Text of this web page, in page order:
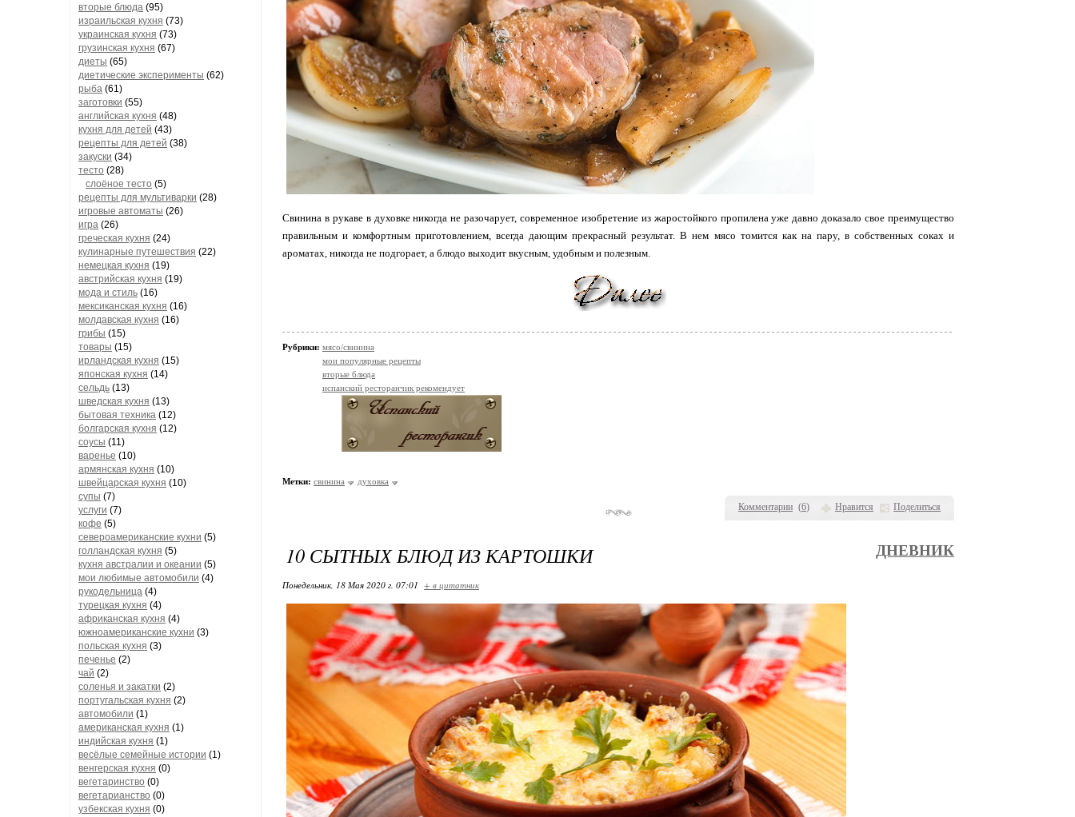
вторые блюда (95)
израильская кухня (73)
украинская кухня (73)
грузинская кухня (67)
диеты (65)
диетические эксперименты (62)
рыба (61)
заготовки (55)
английская кухня (48)
кухня для детей (43)
рецепты для детей (38)
закуски (34)
тесто (28)
слоёное тесто (5)
рецепты для мультиварки (28)
игровые автоматы (26)
игра (26)
греческая кухня (24)
кулинарные путешествия (22)
немецкая кухня (19)
австрийская кухня (19)
мода и стиль (16)
мексиканская кухня (16)
молдавская кухня (16)
грибы (15)
товары (15)
ирландская кухня (15)
японская кухня (14)
сельдь (13)
шведская кухня (13)
бытовая техника (12)
болгарская кухня (12)
соусы (11)
варенье (10)
армянская кухня (10)
швейцарская кухня (10)
супы (7)
услуги (7)
кофе (5)
североамериканские кухни (5)
голландская кухня (5)
кухня австралии и океании (5)
мои любимые автомобили (4)
рукодельница (4)
турецкая кухня (4)
африканская кухня (4)
южноамериканские кухни (3)
польская кухня (3)
печенье (2)
чай (2)
соленья и закатки (2)
португальская кухня (2)
автомобили (1)
американская кухня (1)
индийская кухня (1)
весёлые семейные истории (1)
венгерская кухня (0)
вегетаринство (0)
вегетарианство (0)
узбекская кухня (0)
Комментарии (6) Нравится Поделиться
Свинина в рукаве в духовке никогда не разочарует, современное изобретение из жаростойкого пропилена уже давно доказало свое преимущество
правильным и комфортным приготовлением, всегда дающим прекрасный результат. В нем мясо томится как на пару, в собственных соках и
ароматах, никогда не подгорает, а блюдо выходит вкусным, удобным и полезным.
Рубрики: мясо/свинина
мои популярные рецепты
вторые блюда
испанский ресторанчик рекомендует
Метки: свинина духовка
10 СЫТНЫХ БЛЮД ИЗ КАРТОШКИ ДНЕВНИК
Понедельник, 18 Мая 2020 г. 07:01 + в цитатник